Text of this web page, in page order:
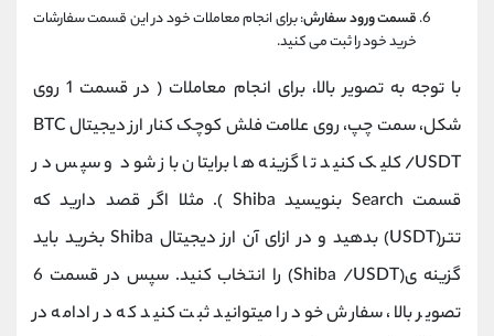
قسمت ورود سفارش: برای انجام معاملات خود در این قسمت سفارشات
خرید خود را ثبت می کنید.
با توجه به تصویر بالا، برای انجام معاملات ( در قسمت 1 روی
شکل، سمت چپ، روی علامت فلش کوچک کنار ارز دیجیتال BTC
/USDT کلیک کنید تا گزینه ها برایتان باز شود و سپس در
قسمت Search بنویسید Shiba ). مثلا اگر قصد دارید که
تتر(USDT) بدهید و در ازای آن ارز دیجیتال Shiba بخرید باید
گزینه ی(Shiba /USDT) را انتخاب کنید. سپس در قسمت 6
تصویر بالا، سفارش خود را میتوانید ثبت کنید که در ادامه در